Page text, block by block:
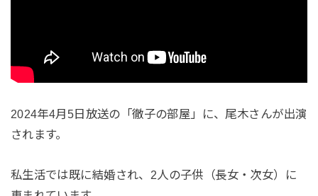
2024年4月5日放送の「徹子の部屋」に、尾木さんが出演
されます。
私生活では既に結婚され、2人の子供（長女・次女）に